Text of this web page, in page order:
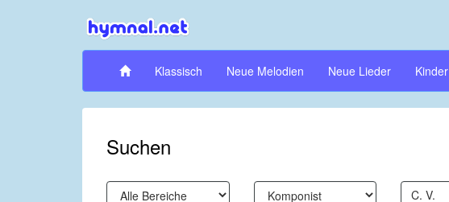
Klassisch Neue Melodien Neue Lieder Kinder
Suchen